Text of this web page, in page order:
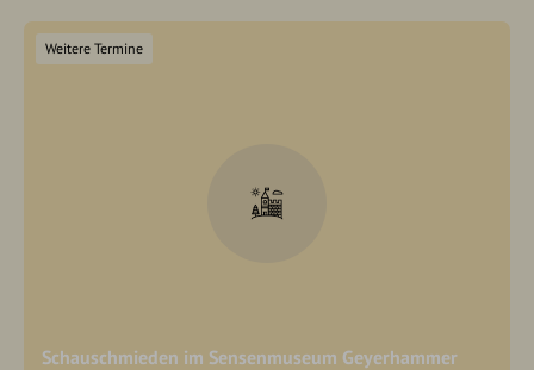
Schauschmieden im Sensenmuseum Geyerhammer
Weitere Termine